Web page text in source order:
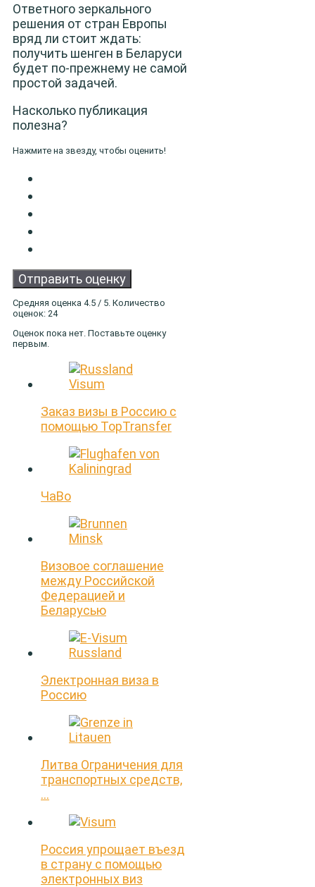
Ответного зеркального
решения от стран Европы
вряд ли стоит ждать:
получить шенген в Беларуси
будет по-прежнему не самой
простой задачей.
Насколько публикация
полезна?
Нажмите на звезду, чтобы оценить!
Отправить оценку
Средняя оценка 4.5 / 5. Количество
оценок: 24
Оценок пока нет. Поставьте оценку
первым.
Заказ визы в Россию с
помощью TopTransfer
ЧaВo
Визовое соглашение
между Российской
Федерацией и
Беларусью
Электронная виза в
Россию
Литва Ограничения для
транспортных средств,
…
Россия упрощает въезд
в страну с помощью
электронных виз